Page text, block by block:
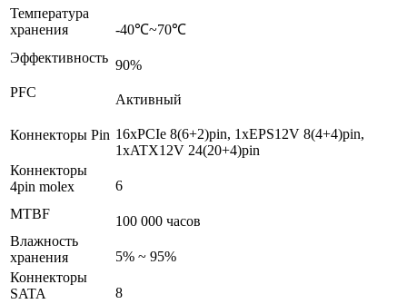
Температура
хранения
-40℃~70℃
Эффективность 90%
PFC
Активный
Коннекторы Pin 16xPCIe 8(6+2)pin, 1xEPS12V 8(4+4)pin,
1xATX12V 24(20+4)pin
Коннекторы
4pin molex
6
MTBF
100 000 часов
Влажность
хранения
5% ~ 95%
Коннекторы
SATA
8